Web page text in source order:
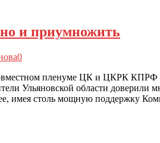
и приумножить
0
пленуме ЦК и ЦКРК КПРФ
Ульяновской области доверили
имея столь мощную поддержку